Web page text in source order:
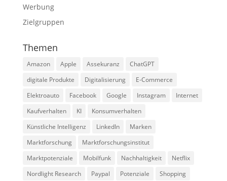
Werbung
Zielgruppen
Themen
Amazon Apple Assekuranz
ChatGPT
digitale Produkte
Digitalisierung
E-Commerce
Elektroauto
Facebook Google Instagram
Internet
Kaufverhalten
KI
Konsumverhalten
Künstliche Intelligenz
LinkedIn
Marken
Marktforschung
Marktforschungsinstitut
Marktpotenziale
Mobilfunk Nachhaltigkeit
Netflix
Nordlight Research
Paypal Potenziale
Shopping